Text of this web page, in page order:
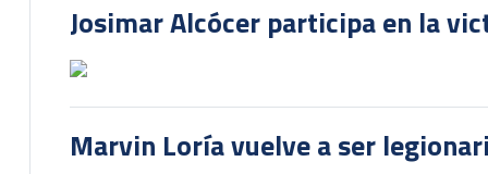
Josimar Alcócer participa en la
Marvin Loría vuelve a ser